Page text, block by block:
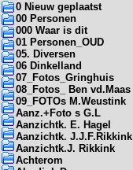
0 Nieuw geplaatst
00 Personen
000 Waar is dit
01 Personen_OUD
05. Diversen
06 Dinkelland
07_Fotos_Gringhuis
08_Fotos_ Ben vd.Maas
09_FOTOs M.Weustink
Aanz.+Foto s G.L
Aanzichtk. E. Hagel
Aanzichtk. J.J.F.Rikkink
Aanzichtk.J. Rikkink
Achterom